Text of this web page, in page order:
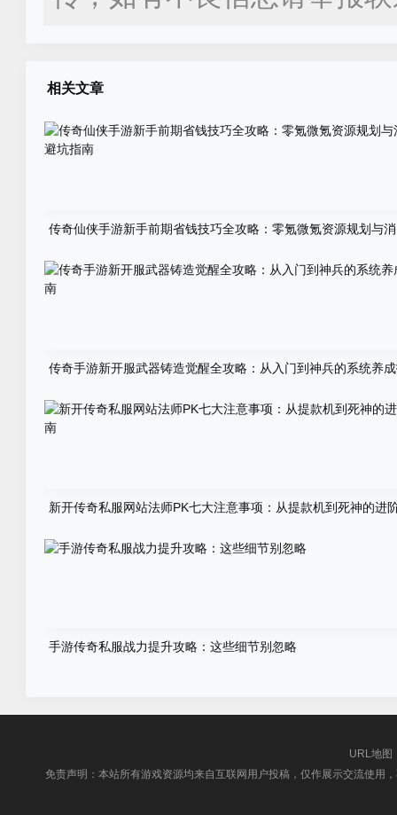
相关文章
传奇仙侠手游新手前期省钱技巧全攻略：零氪微氪资源规划与
传奇手游新开服武器铸造觉醒全攻略：从入门到神兵的系统养
新开传奇私服网站法师PK七大注意事项：从提款机到死神的进
手游传奇私服战力提升攻略：这些细节别忽略
URL地图
免责声明：本站所有游戏资源均来自互联网用户投稿，仅作展示交流使用